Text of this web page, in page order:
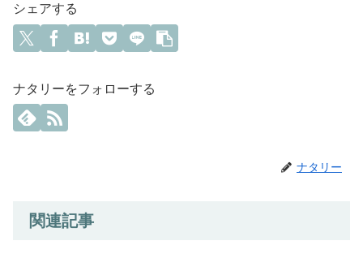
シェアする
ナタリーをフォローする
ナタリー
関連記事